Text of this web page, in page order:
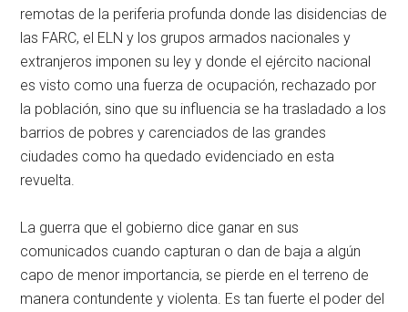
remotas de la periferia profunda donde las disidencias de
las FARC, el ELN y los grupos armados nacionales y
extranjeros imponen su ley y donde el ejército nacional
es visto como una fuerza de ocupación, rechazado por
la población, sino que su influencia se ha trasladado a los
barrios de pobres y carenciados de las grandes
ciudades como ha quedado evidenciado en esta
revuelta.
La guerra que el gobierno dice ganar en sus
comunicados cuando capturan o dan de baja a algún
capo de menor importancia, se pierde en el terreno de
manera contundente y violenta. Es tan fuerte el poder del